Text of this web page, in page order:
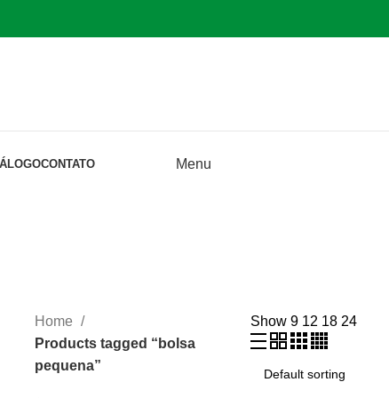
Menu
CONTATO
Home
Products tagged “bolsa
pequena”
Show9 12 18 24